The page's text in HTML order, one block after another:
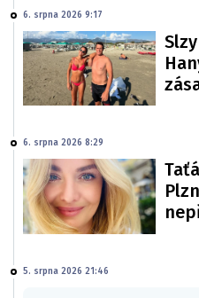
6. srpna 2026 9:17
6. srpna 2026 8:29
5. srpna 2026 21:46